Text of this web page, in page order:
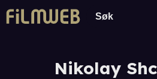
Nikolay